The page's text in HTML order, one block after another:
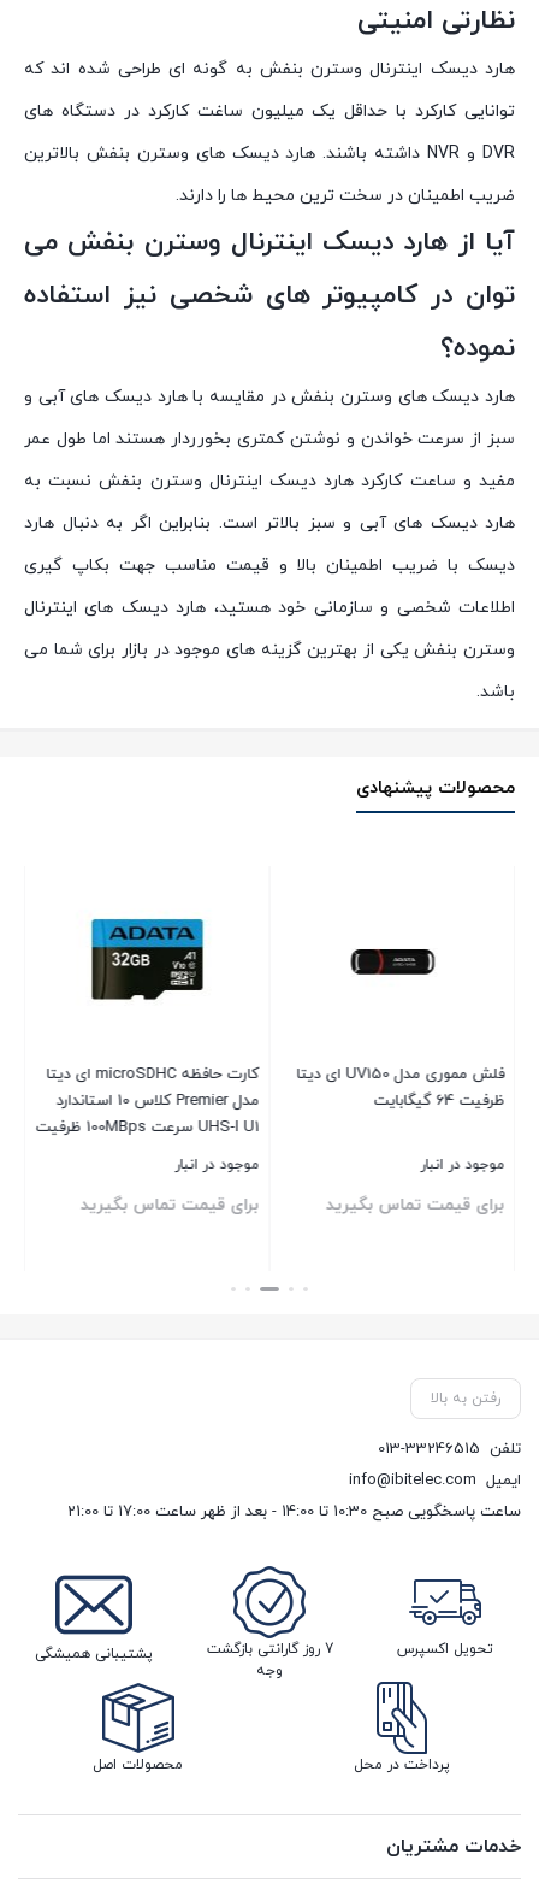
نظارتی امنیتی
هارد دیسک اینترنال وسترن بنفش به گونه ای طراحی شده اند که
توانایی کارکرد با حداقل یک میلیون ساغت کارکرد در دستگاه های
DVR و NVR داشته باشند. هارد دیسک های وسترن بنفش بالاترین
ضریب اطمینان در سخت ترین محیط ها را دارند.
آیا از هارد دیسک اینترنال وسترن بنفش می
توان در کامپیوتر های شخصی نیز استفاده
نموده؟
هارد دیسک های وسترن بنفش در مقایسه با هارد دیسک های آبی و
سبز از سرعت خواندن و نوشتن کمتری بخورردار هستند اما طول عمر
مفید و ساعت کارکرد هارد دیسک اینترنال وسترن بنفش نسبت به
هارد دیسک های آبی و سبز بالاتر است. بنابراین اگر به دنبال هارد
دیسک با ضریب اطمینان بالا و قیمت مناسب جهت بکاپ گیری
اطلاعات شخصی و سازمانی خود هستید، هارد دیسک های اینترنال
وسترن بنفش یکی از بهترین گزینه های موجود در بازار برای شما می
باشد.
محصولات پیشنهادی
فلش مموری مدل UV150 ای دیتا
ظرفیت 64 گیگابایت
موجود در انبار
برای قیمت تماس بگیرید
کارت حافظه‌ microSDHC ای دیتا
مدل Premier کلاس 10 استاندارد
UHS-I U1 سرعت 100MBps ظرفیت
موجود در انبار
برای قیمت تماس بگیرید
بستن
رفتن به بالا
تلفن 013-33246515
ایمیل info@ibitelec.com
ساعت پاسخگویی صبح 10:30 تا 14:00 - بعد از ظهر ساعت 17:00 تا 21:00
تحویل اکسپرس
7 روز گارانتی بازگشت
وجه
پشتیبانی همیشگی
پرداخت در محل محصولات اصل
خدمات مشتریان